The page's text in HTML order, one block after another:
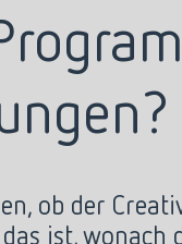
ob der
ist, wonach